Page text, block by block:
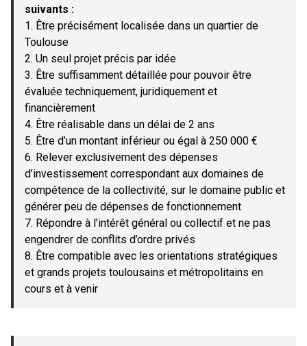
suivants :
1. Être précisément localisée dans un quartier de
Toulouse
2. Un seul projet précis par idée
3. Être suffisamment détaillée pour pouvoir être
évaluée techniquement, juridiquement et
financièrement
4. Être réalisable dans un délai de 2 ans
5. Être d’un montant inférieur ou égal à 250 000 €
6. Relever exclusivement des dépenses
d’investissement correspondant aux domaines de
compétence de la collectivité, sur le domaine public et
générer peu de dépenses de fonctionnement
7. Répondre à l’intérêt général ou collectif et ne pas
engendrer de conflits d’ordre privés
8. Être compatible avec les orientations stratégiques
et grands projets toulousains et métropolitains en
cours et à venir